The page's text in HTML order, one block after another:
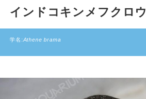
インドコキンメフクロウ
学名:Athene brama